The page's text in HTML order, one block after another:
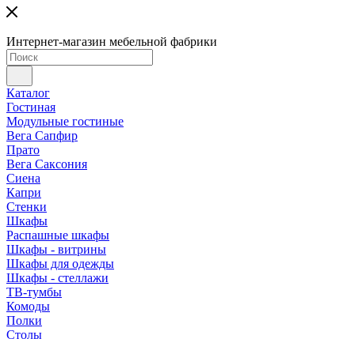
Интернет-магазин мебельной фабрики
Каталог
Гостиная
Модульные гостиные
Вега Сапфир
Прато
Вега Саксония
Сиена
Капри
Стенки
Шкафы
Распашные шкафы
Шкафы - витрины
Шкафы для одежды
Шкафы - стеллажи
ТВ-тумбы
Комоды
Полки
Столы